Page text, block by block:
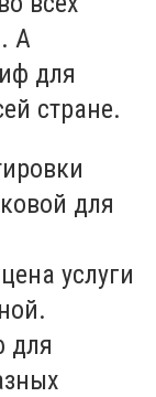
А
для
стране.
для
услуги
для